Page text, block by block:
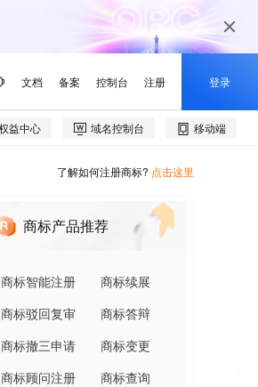
了解如何注册商标? 点击这里
商标产品推荐
商标智能注册
商标续展
商标驳回复审
商标答辩
商标撤三申请
商标变更
商标顾问注册
商标查询